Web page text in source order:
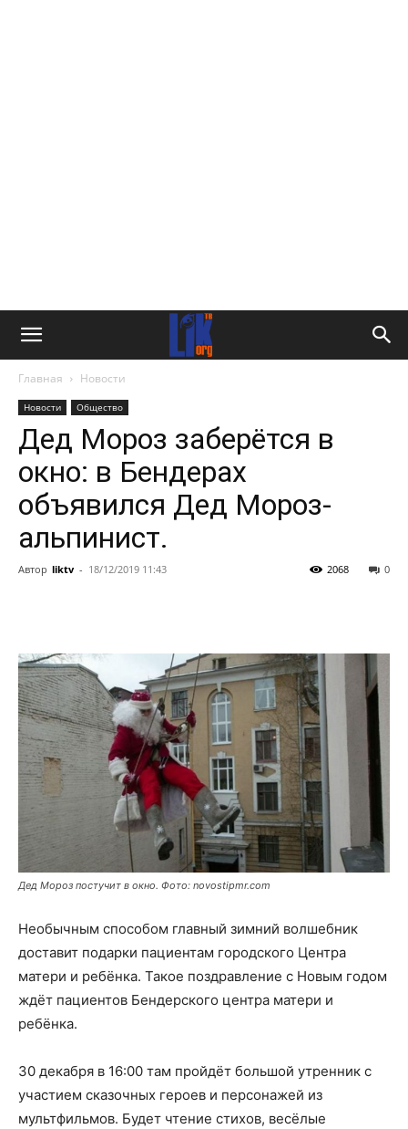
Главная Новости
Новости Общество
Дед Мороз заберётся в
окно: в Бендерах
объявился Дед Мороз-
альпинист.
Автор liktv - 18/12/2019 11:43 0
2068
Дед Мороз постучит в окно. Фото: novostipmr.com
Необычным способом главный зимний волшебник
доставит подарки пациентам городского Центра
матери и ребёнка. Такое поздравление с Новым годом
ждёт пациентов Бендерского центра матери и
ребёнка.
30 декабря в 16:00 там пройдёт большой утренник с
участием сказочных героев и персонажей из
мультфильмов. Будет чтение стихов, весёлые